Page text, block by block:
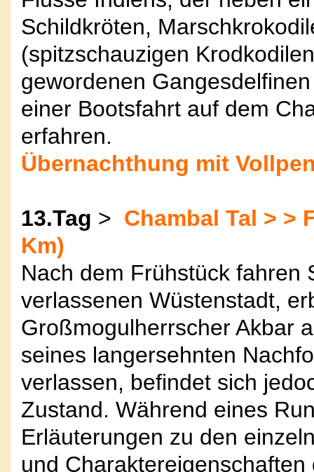
Schildkröten,
(spitzschauzigen
gewordenen
einer Bootsfahrt auf dem
erfahren.
Übernachthung mit
13.Tag > Chambal Tal > >
Km)
Nach dem Frühstück fahren
verlassenen Wüstenstadt,
Großmogulherrscher Akbar
seines langersehnten
verlassen, befindet sich
Zustand. Während eines
Erläuterungen zu den
und